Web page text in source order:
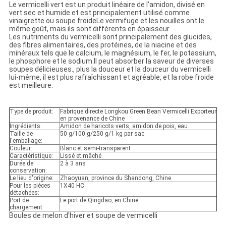
Le vermicelli vert est un produit linéaire de l'amidon, divisé en
vert sec et humide.et est principalement utilisé comme
vinaigrette ou soupe froideLe vermifuge et les nouilles ont le
même goût, mais ils sont différents en épaisseur.
Les nutriments du vermicelli sont principalement des glucides,
des fibres alimentaires, des protéines, de la niacine et des
minéraux tels que le calcium, le magnésium, le fer, le potassium,
le phosphore et le sodium.Il peut absorber la saveur de diverses
soupes délicieuses., plus la douceur et la douceur du vermicelli
lui-même, il est plus rafraîchissant et agréable, et la robe froide
est meilleure.
Type de produit:
Fabrique directe Longkou Green Bean Vermicelli Exporteur
en provenance de Chine
Ingrédients:
Amidon de haricots verts, amidon de pois, eau
Taille de
l'emballage:
50 g/100 g/250 g/1 kg par sac
Couleur:
Blanc et semi-transparent
Caractéristique:
Lissé et mâché
Durée de
conservation:
2 à 3 ans
Le lieu d'origine:
Zhaoyuan, province du Shandong, Chine
Pour les pièces
détachées:
1X40 HC
Port de
chargement:
Le port de Qingdao, en Chine.
Boules de melon d'hiver et soupe de vermicelli